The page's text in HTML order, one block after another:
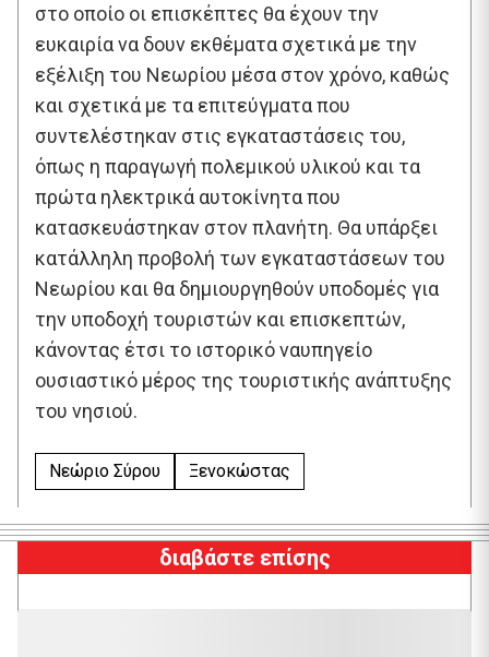
στο οποίο οι επισκέπτες θα έχουν την
ευκαιρία να δουν εκθέματα σχετικά με την
εξέλιξη του Νεωρίου μέσα στον χρόνο, καθώς
και σχετικά με τα επιτεύγματα που
συντελέστηκαν στις εγκαταστάσεις του,
όπως η παραγωγή πολεμικού υλικού και τα
πρώτα ηλεκτρικά αυτοκίνητα που
κατασκευάστηκαν στον πλανήτη. Θα υπάρξει
κατάλληλη προβολή των εγκαταστάσεων του
Νεωρίου και θα δημιουργηθούν υποδομές για
την υποδοχή τουριστών και επισκεπτών,
κάνοντας έτσι το ιστορικό ναυπηγείο
ουσιαστικό μέρος της τουριστικής ανάπτυξης
του νησιού.
Νεώριο Σύρου Ξενοκώστας
διαβάστε επίσης